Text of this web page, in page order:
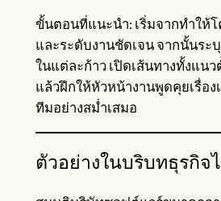
ขั้นตอนที่แนะนำ: เริ่มจากทำให้
และระดับงานชัดเจน จากนั้นระ
ในแต่ละก้าว เปิดเส้นทางทั้งแน
แล้วฝึกให้หัวหน้างานพูดคุยเรื่อง
ทีมอย่างสม่ำเสมอ
ตัวอย่างในบริบทธุรกิจ